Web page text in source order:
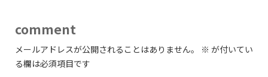
comment
メールアドレスが公開されることはありません。 ※ が付いてい
る欄は必須項目です